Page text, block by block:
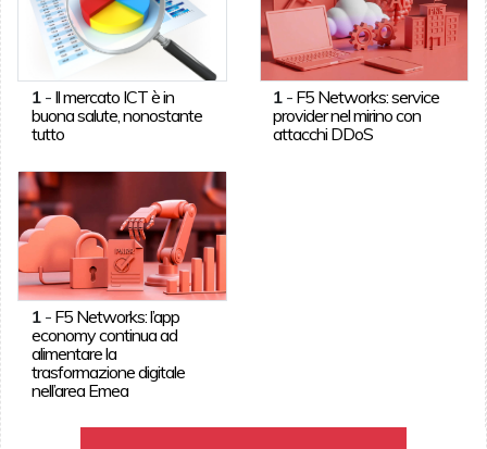
1- Il mercato ICT è in
buona salute, nonostante
tutto
1 - F5 Networks: service
provider nel mirino con
attacchi DDoS
1- F5 Networks: l’app
economy continua ad
alimentare la
trasformazione digitale
nell’area Emea